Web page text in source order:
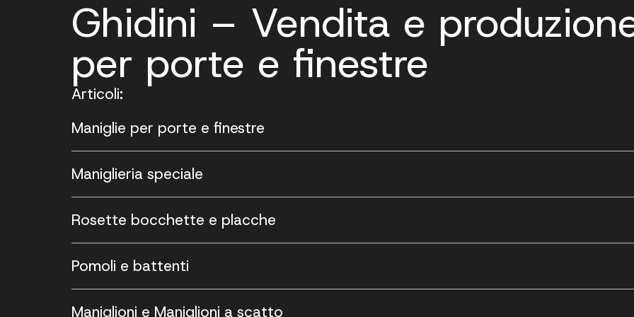
Ghidini – Vendita e
per porte e finestre
Articoli:
Maniglie per porte e finestre
Maniglieria speciale
Rosette bocchette e placche
Pomoli e battenti
Maniglioni e Maniglioni a scatto